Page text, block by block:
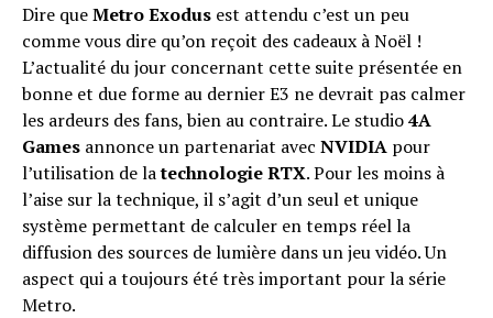
Dire queMetro Exodus est attendu c’est un peu
comme vous dire qu’on reçoit des cadeaux à Noël !
L’actualité du jour concernant cette suite présentée en
bonne et due forme au dernier E3 ne devrait pas calmer
les ardeurs des fans, bien au contraire. Le studio4A
Games annonce un partenariat avec NVIDIA pour
l’utilisation de latechnologie RTX. Pour les moins à
l’aise sur la technique, il s’agit d’un seul et unique
système permettant de calculer en temps réel la
diffusion des sources de lumière dans un jeu vidéo. Un
aspect qui a toujours été très important pour la série
Metro.